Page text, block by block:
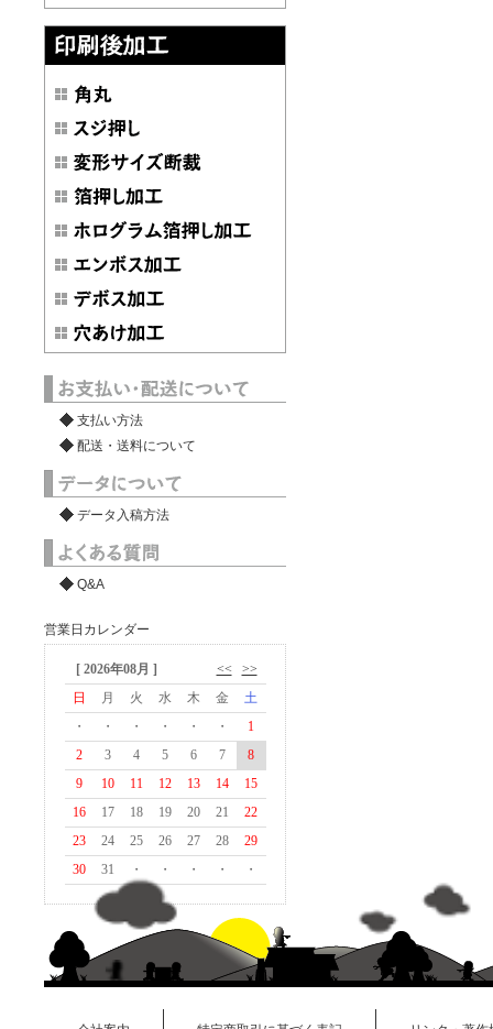
支払い方法
配送・送料について
データ入稿方法
Q&A
営業日カレンダー